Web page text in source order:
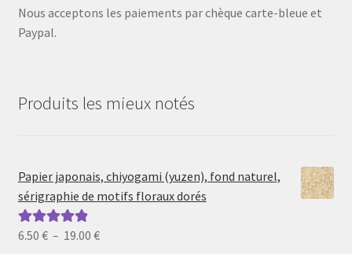
Nous acceptons les paiements par chèque carte-bleue et
Paypal.
Produits les mieux notés
Papier japonais, chiyogami (yuzen), fond naturel,
sérigraphie de motifs floraux dorés
Note5.00sur
6.50 € – 19.00 €Plage